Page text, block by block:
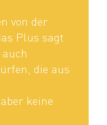
von der
Plus sagt
die aus
keine